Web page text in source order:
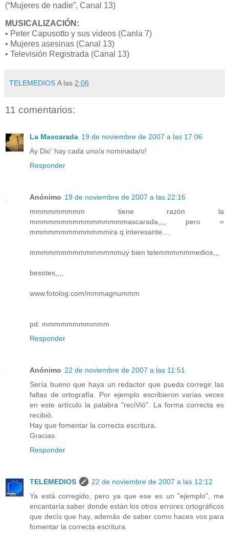
(“Mujeres de nadie”, Canal 13)
MUSICALIZACIÓN:
• Peter Capusotto y sus videos (Canla 7)
• Mujeres asesinas (Canal 13)
• Televisión Registrada (Canal 13)
TELEMEDIOS A las 2:06
11 comentarios:
La Mascarada 19 de noviembre de 2007 a las 17:06
Ay Dio' hay cada uno/a nominada/o!
Responder
Anónimo 19 de noviembre de 2007 a las 22:16
mmmmmmmmm tiene razón la
mmmmmmmmmmmmmmmmascarada,,,, pero =
mmmmmmmmmmmmmira q interesante....
mmmmmmmmmmmmmmmuy bien telemmmmmmedios,,,
besotes,,,,
www.fotolog.com/mmmagnummm
pd: mmmmmmmmmmm
Responder
Anónimo 22 de noviembre de 2007 a las 11:51
Sería bueno que haya un redactor que pueda corregir las
faltas de ortografía. Por ejemplo escribieron varias veces
en este artículo la palabra "reciVió". La forma correcta es
recibió.
Hay que fomentar la correcta escritura.
Gracias.
Responder
TELEMEDIOS
22 de noviembre de 2007 a las 12:12
Ya está corregido, pero ya que ese es un "ejemplo", me
encantaría saber donde están los otros errores ortográficos
que decís que hay, además de saber como haces vos para
fomentar la correcta escritura.